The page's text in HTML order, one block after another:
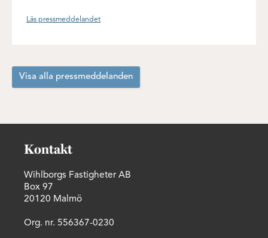
Läs pressmeddelandet
Visa alla pressmeddelanden
Kontakt
Wihlborgs Fastigheter AB
Box 97
20120 Malmö
Org. nr. 556367-0230